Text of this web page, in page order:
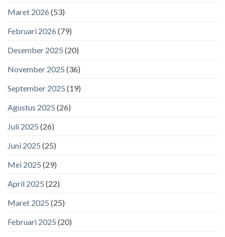
Maret 2026 (53)
Februari 2026 (79)
Desember 2025 (20)
November 2025 (36)
September 2025 (19)
Agustus 2025 (26)
Juli 2025 (26)
Juni 2025 (25)
Mei 2025 (29)
April 2025 (22)
Maret 2025 (25)
Februari 2025 (20)